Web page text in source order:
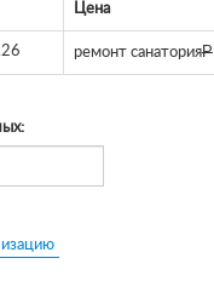
Цена
ремонт санаторияР